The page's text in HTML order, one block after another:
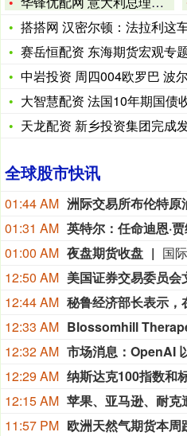
搭搭网 汉密尔顿：法拉利这
赛岳恒配资 东海期货宏观专题
中岩投资 周四004欧罗巴 波
大智慧配资 法国10年期国债
天龙配资 新乡投资集团完成发
全球股市快讯
01:44 AM
01:31 AM
01:00 AM 夜盘期货收盘
12:50 AM
12:44 AM
12:33 AM
12:32 AM
12:29 AM 纳斯达克100指数和
12:15 AM
11:57 PM 欧洲天然气期货本周